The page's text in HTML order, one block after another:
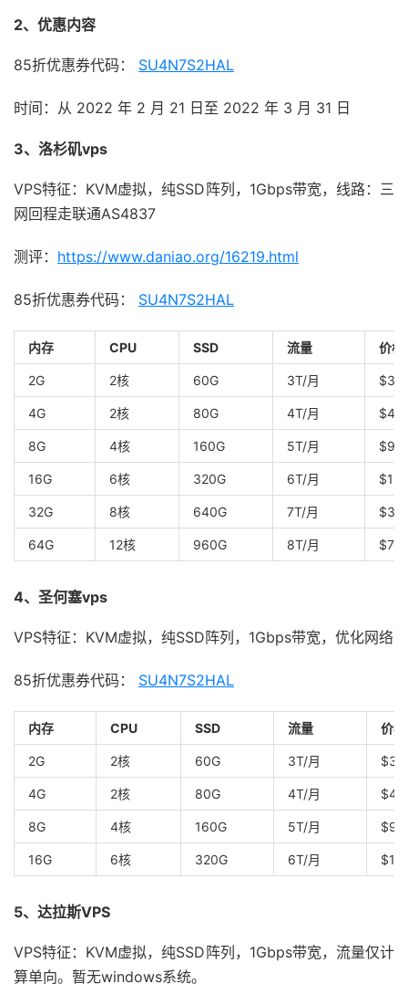
2、优惠内容
85折优惠券代码： SU4N7S2HAL
时间：从 2022 年 2 月 21 日至 2022 年 3 月 31 日
3、洛杉矶vps
VPS特征：KVM虚拟，纯SSD阵列，1Gbps带宽，线路：三
网回程走联通AS4837
测评： https://www.daniao.org/16219.html
85折优惠券代码： SU4N7S2HAL
内存 CPU SSD 流量 价格
2G 2核 60G 3T/月
4G 2核 80G 4T/月
8G 4核 160G 5T/月
16G 6核 320G 6T/月
32G 8核 640G 7T/月
64G 12核 960G 8T/月
4、圣何塞vps
VPS特征：KVM虚拟，纯SSD阵列，1Gbps带宽，优化网络
85折优惠券代码： SU4N7S2HAL
内存 CPU SSD 流量 价格
2G 2核 60G 3T/月
4G 2核 80G 4T/月
8G 4核 160G 5T/月
16G 6核 320G 6T/月
5、达拉斯VPS
VPS特征：KVM虚拟，纯SSD阵列，1Gbps带宽，流量仅计
算单向。暂无windows系统。